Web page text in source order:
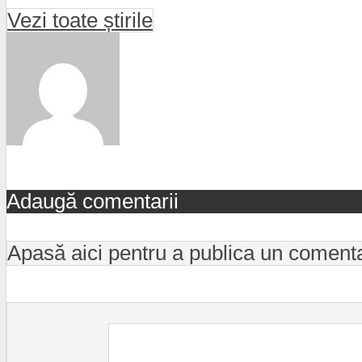
Vezi toate știrile
Adaugă comentarii
Apasă aici pentru a publica un